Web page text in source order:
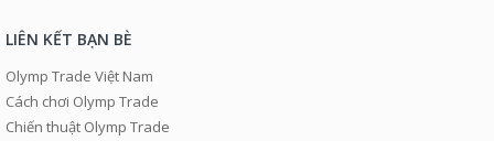
LIÊN KẾT BẠN BÈ
Olymp Trade Việt Nam
Cách chơi Olymp Trade
Chiến thuật Olymp Trade